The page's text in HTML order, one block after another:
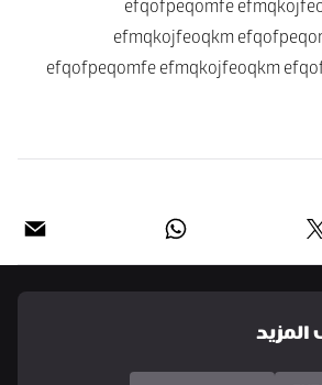
efqofpeqomfe
efmqkojfeoqkm
efqofpeqomfe efmqkojfeoqkm